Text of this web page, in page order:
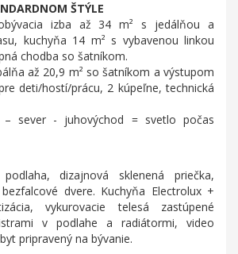
ŠTÝLE
izba až 34 m² s jedálňou a
kuchyňa 14 m² s vybavenou linkou
chodba so šatníkom.
až 20,9 m² so šatníkom a výstupom
deti/hostí/prácu, 2 kúpeľne, technická
– sever - juhovýchod = svetlo počas
dizajnová sklenená priečka,
dvere. Kuchyňa Electrolux +
vykurovacie telesá zastúpené
v podlahe a radiátormi, video
pripravený na bývanie.